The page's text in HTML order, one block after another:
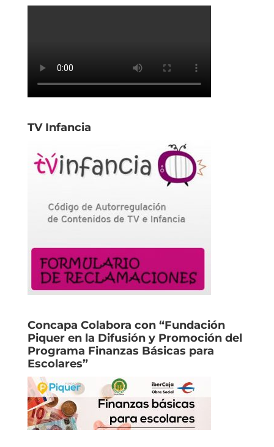
TV Infancia
Concapa Colabora con “Fundación
Piquer en la Difusión y Promoción del
Programa Finanzas Básicas para
Escolares”